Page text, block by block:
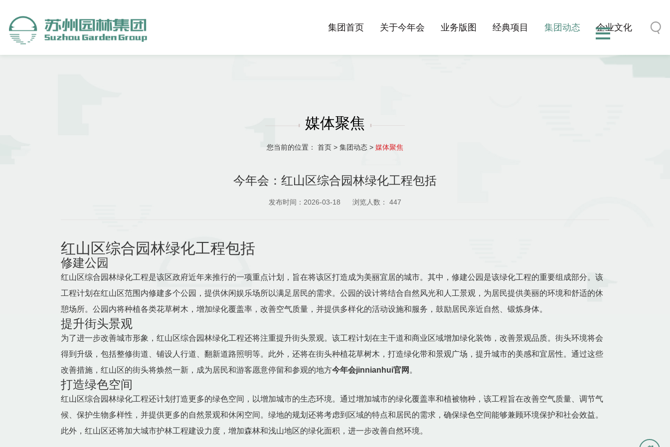
集团首页 关于今年会 业务版图 经典项目 集团动态 企业文化
媒体聚焦
您当前的位置： 首页 > 集团动态 > 媒体聚焦
今年会：红山区综合园林绿化工程包括
发布时间：2026-03-18 浏览人数： 447
红山区综合园林绿化工程包括
修建公园
红山区综合园林绿化工程是该区政府近年来推行的一项重点计划，旨在将该区打造成为美丽宜居的城市。其中，修建公园是该绿化工程的重要组成部分。该
工程计划在红山区范围内修建多个公园，提供休闲娱乐场所以满足居民的需求。公园的设计将结合自然风光和人工景观，为居民提供美丽的环境和舒适的休
憩场所。公园内将种植各类花草树木，增加绿化覆盖率，改善空气质量，并提供多样化的活动设施和服务，鼓励居民亲近自然、锻炼身体。
提升街头景观
为了进一步改善城市形象，红山区综合园林绿化工程还将注重提升街头景观。该工程计划在主干道和商业区域增加绿化装饰，改善景观品质。街头环境将会
得到升级，包括整修街道、铺设人行道、翻新道路照明等。此外，还将在街头种植花草树木，打造绿化带和景观广场，提升城市的美感和宜居性。通过这些
改善措施，红山区的街头将焕然一新，成为居民和游客愿意停留和参观的地方今年会jinnianhui官网 。
打造绿色空间
红山区综合园林绿化工程还计划打造更多的绿色空间，以增加城市的生态环境。通过增加城市的绿化覆盖率和植被物种，该工程旨在改善空气质量、调节气
候、保护生物多样性，并提供更多的自然景观和休闲空间。绿地的规划还将考虑到区域的特点和居民的需求，确保绿色空间能够兼顾环境保护和社会效益。
此外，红山区还将加大城市护林工程建设力度，增加森林和浅山地区的绿化面积，进一步改善自然环境。